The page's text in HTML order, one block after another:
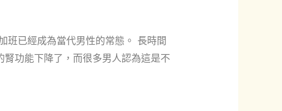
班已經成為當代男性的常態。 長時間
功能下降了，而很多男人認為這是不